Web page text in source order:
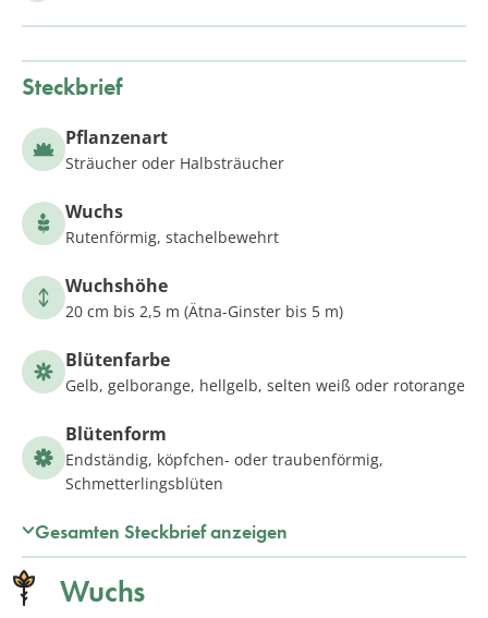
Steckbrief
Pflanzenart
Sträucher oder Halbsträucher
Wuchs
Rutenförmig, stachelbewehrt
Wuchshöhe
20 cm bis 2,5 m (Ätna-Ginster bis 5 m)
Blütenfarbe
Gelb, gelborange, hellgelb, selten weiß oder rotorange
Blütenform
Endständig, köpfchen- oder traubenförmig,
Schmetterlingsblüten
Gesamten Steckbrief anzeigen
Wuchs